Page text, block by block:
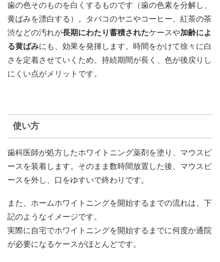
歯の色そのものを白くするものです（歯の色素を分解し、
黄ばみを漂白する）。タバコのヤニやコーヒー、紅茶の茶
渋などの汚れが長期にわたり蓄積されたケースや加齢によ
る黄ばみにも、効果を発揮します。時間をかけて徐々に白
さを定着させていくため、持続期間が長く、色が後戻りし
にくい点がメリットです。
使い方
歯科医師が処方したホワイトニング薬剤を塗り、マウスピ
ースを装着します。そのまま数時間放置した後、マウスピ
ースを外し、口をゆすいで終わりです。
また、ホームホワイトニングを開始するまでの流れは、下
記のようなイメージです。
実際に自宅でホワイトニングを開始するまでに何度か通院
が必要になるケースがほとんどです。